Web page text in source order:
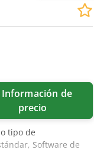
precio
tipo de
Software de